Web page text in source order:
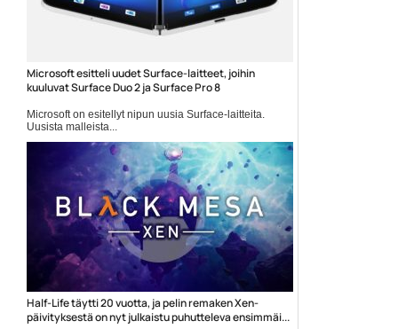
Microsoft esitteli uudet Surface-laitteet, joihin
kuuluvat Surface Duo 2 ja Surface Pro 8
Microsoft on esitellyt nipun uusia Surface-laitteita.
Uusista malleista...
Microsoft
Half-Life täytti 20 vuotta, ja pelin remaken Xen-
päivityksestä on nyt julkaistu puhutteleva ensimmäi...